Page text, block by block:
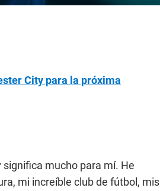
City para la próxima
significa mucho para mí. He
mi increíble club de fútbol, mis